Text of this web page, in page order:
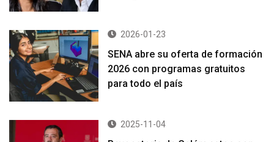
2026-01-23
SENA abre su oferta de formación
2026 con programas gratuitos
para todo el país
2025-11-04